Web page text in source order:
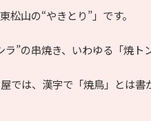
松山の“やきとり”」です。
”の串焼き、いわゆる「焼ト
では、漢字で「焼鳥」とは